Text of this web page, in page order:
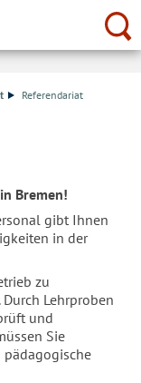
Referendariat
Bremen!
gibt Ihnen
in der
zu
Lehrproben
und
Sie
pädagogische